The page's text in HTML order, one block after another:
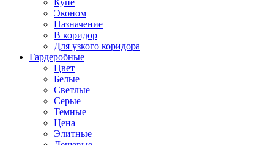
Купе
Эконом
Назначение
В коридор
Для узкого коридора
Гардеробные
Цвет
Белые
Светлые
Серые
Темные
Цена
Элитные